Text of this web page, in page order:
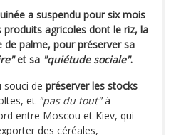
a suspendu pour six mois
agricoles dont le riz, la
palme, pour préserver sa
et sa "quiétude sociale".
souci de préserver les stocks
et "pas du tout"à
entre Moscou et Kiev, qui
des céréales,